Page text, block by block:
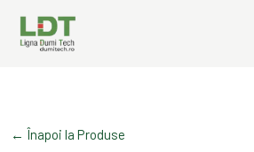
← Înapoi la Produse